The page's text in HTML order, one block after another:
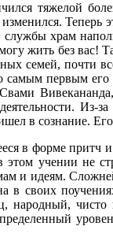
тяжелой
службы храм
жить без вас!
семей, почти
самым первым
Из-
в сознание.
в форме притч и
этом учении не
и идеям.
в своих
народный,